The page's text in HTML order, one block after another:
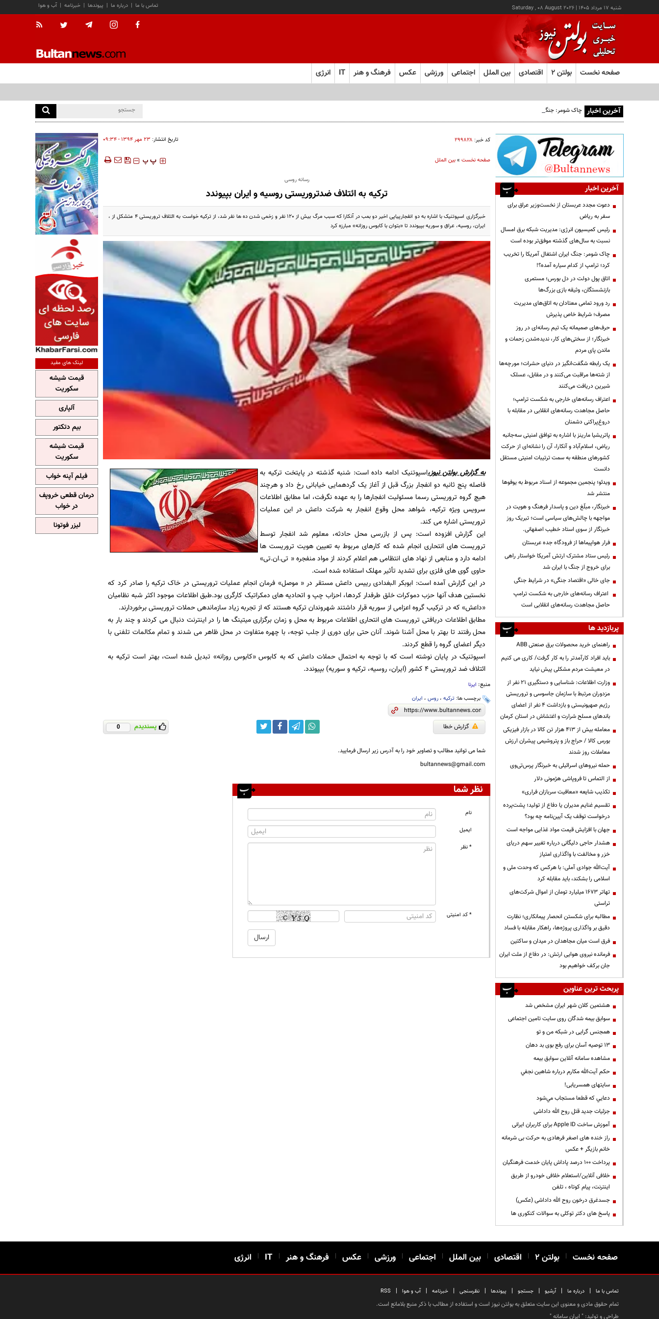
شنبه ۱۷ مرداد ۱۴۰۵ |
Saturday , 08 August 2026 آب و هوا | خبرنامه | پیوندها | درباره ما | تماس با ما
صفحه نخست بولتن ۲ اقتصادی بین الملل اجتماعی ورزشی عکس فرهنگ و هنر IT انرژی
آخرین اخبار چاک شومر: جنگ ایران اشتغال آمریکا را تخریب کرد؛ ترامپ از کدام سیاره آمده؟!
کد خبر: ۲۹۹۸۲۸ تاریخ انتشار: ۲۳ مهر ۱۳۹۴ - ۰۹:۳۴
صفحه نخست»بین الملل ‍‍‍ پ پ
رسانه روسی
ترکیه به ائتلاف ضدتروریستی روسیه و ایران بپیوندد
خبرگزاری اسپوتنیک با اشاره به دو انفجارپیاپی اخیر دو بمب در آنکارا که سبب مرگ بیش از 120 نفر و زخمی شدن ده ها نفر شد، از ترکیه خواست به ائتلاف تروریستی 4 متشکل از ،
ایران، روسیه، عراق و سوریه بپیوندد تا «بتوان با کابوس روزانه» مبارزه کرد
به گزارشبولتن نیوز،اسپوتنیک ادامه داده است: شنبه گذشته در پایتخت ترکیه به
فاصله پنج ثانیه دو انفجار بزرگ قبل از آغاز یک گردهمایی خیابانی رخ داد و هرچند
هیچ گروه تروریستی رسما مسئولیت انفجارها را به عهده نگرفت، اما مطابق اطلاعات
سرویس ویژه ترکیه، شواهد محل وقوع انفجار به شرکت داعش در این عملیات
تروریستی اشاره می کند.
این گزارش افزوده است: پس از بازرسی محل حادثه، معلوم شد انفجار توسط
تروریست های انتحاری انجام شده که کارهای مربوط به تعیین هویت تروریست ها
ادامه دارد و منابعی از نهاد های انتظامی هم اعلام کردند از مواد منفجره « تی.ان.تی»
حاوی گوی های فلزی برای تشدید تأثیر مهلک استفاده شده است.
در این گزارش آمده است: ابوبکر البغدادی رییس داعش مستقر در « موصل» فرمان انجام عملیات تروریستی در خاک ترکیه را صادر کرد که
نخستین هدف آنها حزب دموکرات خلق طرفدار کردها، احزاب چپ و اتحادیه های دمکراتیک کارگری بود.طبق اطلاعات موجود اکثر شبه نظامیان
«داعش» که در ترکیب گروه اعزامی از سوریه قرار داشتند شهروندان ترکیه هستند که از تجربه زیاد سازماندهی حملات تروریستی برخوردارند.
مطابق اطلاعات دریافتی تروریست های انتحاری اطلاعات مربوط به محل و زمان برگزاری میتینگ ها را در اینترنت دنبال می کردند و چند بار به
محل رفتند تا بهتر با محل آشنا شوند. آنان حتی برای دوری از جلب توجه، با چهره متفاوت در محل ظاهر می شدند و تمام مکالمات تلفنی با
دیگر اعضای گروه را قطع کردند.
اسپوتنیک در پایان نوشته است که با توجه به احتمال حملات داعش که به کابوس «کابوس روزانه» تبدیل شده است، بهتر است ترکیه به
ائتلاف ضد تروریستی 4 کشور (ایران، روسیه، ترکیه و سوریه) بپیوندد.
منبع: ایرنا
برچسب ها: ترکیه، روس، ایران
گزارش خطا پسندیدم 0
شما می توانید مطالب و تصاویر خود را به آدرس زیر ارسال فرمایید.
bultannews@gmail.com
نظر شما
نام
ایمیل
* نظر
* کد امنیتی
آخرین اخبار
دعوت مجدد عربستان از نخست‌وزیر عراق برای
سفر به ریاض
رئیس کمیسیون انرژی: مدیریت شبکه برق امسال
نسبت به سال‌های گذشته موفق‌تر بوده است
چاک شومر: جنگ ایران اشتغال آمریکا را تخریب
کرد؛ ترامپ از کدام سیاره آمده؟!
اتاق پول دولت در دل بورس؛ مستمری
بازنشستگان، وثیقه بازی بزرگ‌ها
رد ورود تمامی معتادان به اتاق‌های مدیریت
مصرف؛ شرایط خاص پذیرش
حرف‌های صمیمانه یک تیم رسانه‌ای در روز
خبرنگار؛ از سختی‌های کار، ندیده‌شدن زحمات و
ماندن پای مردم
یک رابطه شگفت‌انگیز در دنیای حشرات؛ مورچه‌ها
از شته‌ها مراقبت می‌کنند و در مقابل، عسلک
شیرین دریافت می‌کنند
اعتراف رسانه‌های خارجی به شکست ترامپ؛
حاصل مجاهدت رسانه‌های انقلابی در مقابله با
دروغ‌پراکنی دشمنان
پاتریشیا مارینز با اشاره به توافق امنیتی سه‌جانبه
ریاض، اسلام‌آباد و آنکارا، آن را نشانه‌ای از حرکت
کشورهای منطقه به سمت ترتیبات امنیتی مستقل
دانست
ویدئو؛ پنجمین مجموعه از اسناد مربوط به یوفوها
منتشر شد
خبرنگار، مبلّغ دین و پاسدار فرهنگ و هویت در
مواجهه با چالش‌های سیاسی است؛ تبریک روز
خبرنگار از سوی استاد خطیب اصفهانی.
فرار هواپیماها از فرودگاه جده عربستان
رئیس ستاد مشترک ارتش آمریکا خواستار راهی
برای خروج از جنگ با ایران شد
جای خالی «اقتصاد جنگی» در شرایط جنگی
اعتراف رسانه‌های خارجی به شکست ترامپ
حاصل مجاهدت رسانه‌های انقلابی است
پربازدید ها
راهنمای خرید محصولات برق صنعتی ABB
باید افراد کارآمدتر را به کار گرفت/ کاری می کنیم
در معیشت مردم مشکلی پیش نیاید
وزارت اطلاعات: شناسایی و دستگیری ۲۱ نفر از
مزدوران مرتبط با سازمان جاسوسی و تروریستی
رژیم صهیونیستی و بازداشت ۴ نفر از اعضای
باندهای مسلح شرارت و اغتشاش در استان کرمان
معامله بیش از ۴۱۳ هزار تن کالا در بازار فیزیکی
بورس کالا / حراج باز و پتروشیمی پیشران ارزش
معاملات روز شدند
حمله نیروهای اسرائیلی به خبرنگار پرس‌تی‌وی
از التماس تا فروپاشی هژمونی دلار
تکذیب شایعه «معافیت سربازان فراری»
تقسیم غنایم مدیران یا دفاع از تولید؛ پشت‌پرده
درخواست توقف یک آیین‌نامه چه بود؟
جهان با افزایش قیمت مواد غذایی مواجه است
هشدار حاجی دلیگانی درباره تغییر سهم دریای
خزر و مخالفت با واگذاری امتیاز
آیت‌الله جوادی آملی: با هرکس که وحدت ملی و
اسلامی را بشکند، باید مقابله کرد
تهاتر ۱۶۷۳ میلیارد تومان از اموال شرکت‌های
تراستی
مطالبه برای شکستن انحصار پیمانکاری؛ نظارت
دقیق بر واگذاری پروژه‌ها، راهکار مقابله با فساد
فرق است میان مجاهدان در میدان و ساکتین
فرمانده نیروی هوایی ارتش: در دفاع از ملت ایران
جان برکف خواهیم بود
پربحث ترین عناوین
هشتمین کلان شهر ایران مشخص شد
سوابق بیمه شدگان روی سایت تامین اجتماعی
همجنس گرایی در شبکه من و تو
13 توصیه آسان برای رفع بوی بد دهان
مشاهده سامانه آنلاين سوابق بیمه
حكم آيت‌الله مكارم درباره شاهين نجفي
سایتهای همسریابی!
دعايي كه قطعا مستجاب مي‌شود
جزئیات جدید قتل روح الله داداشی
آموزش ساخت Apple ID برای کاربران ایرانی
راز خنده های اصغر فرهادی به حرکت بی شرمانه
خانم بازیگر + عکس
پرداخت ۱۰۰ درصد پاداش پایان خدمت فرهنگیان
خلافی آنلاین/استعلام خلافی خودرو از طریق
اینترنت، پیام کوتاه ، تلفن
جسدغرق درخون روح الله داداشی (عکس)
پاسخ های دکتر توکلی به سوالات کنکوری ها
لینک های مفید
قیمت شیشه
سکوریت
آلپاری
بیم دتکتور
قیمت شیشه
سکوریت
فیلم آپنه خواب
درمان قطعی خروپف
در خواب
لیزر فوتونا
صفحه نخست | بولتن ۲ | اقتصادی | بین الملل | اجتماعی | ورزشی | عکس | فرهنگ و هنر |
IT
| انرژی
تماس با ما | درباره ما | آرشیو | جستجو | پیوندها | نظرسنجی | خبرنامه | آب و هوا |
RSS
تمام حقوق مادی و معنوی این سایت متعلق به بولتن نیوز است و استفاده از مطالب با ذکر منبع بلامانع است.
طراحی و تولید: " ایران سامانه"